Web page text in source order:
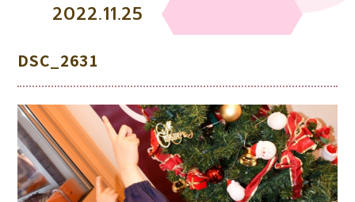
2022.11.25
DSC_2631